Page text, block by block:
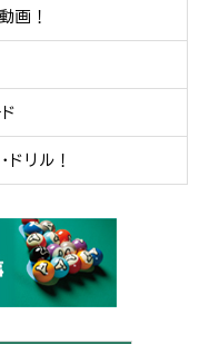
画！
リル！